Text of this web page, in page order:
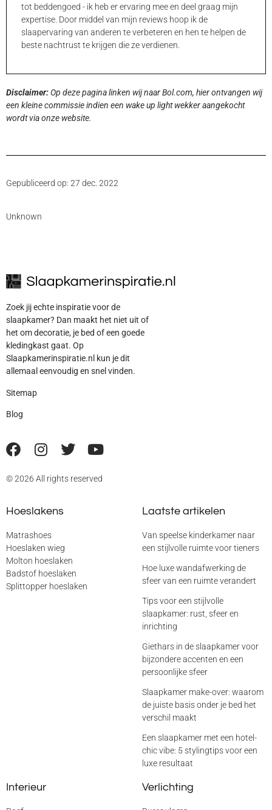
tot beddengoed - ik heb er ervaring mee en deel graag mijn
expertise. Door middel van mijn reviews hoop ik de
slaapervaring van anderen te verbeteren en hen te helpen de
beste nachtrust te krijgen die ze verdienen.
Disclaimer: Op deze pagina linken wij naar Bol.com, hier ontvangen wij
een kleine commissie indien een wake up light wekker aangekocht
wordt via onze website.
Gepubliceerd op: 27 dec. 2022
Unknown
Zoek jij echte inspiratie voor de
slaapkamer? Dan maakt het niet uit of
het om decoratie, je bed of een goede
kledingkast gaat. Op
Slaapkamerinspiratie.nl kun je dit
allemaal eenvoudig en snel vinden.
Sitemap
Blog
© 2026 All rights reserved
Hoeslakens
Matrashoes
Hoeslaken wieg
Molton hoeslaken
Badstof hoeslaken
Splittopper hoeslaken
Laatste artikelen
Van speelse kinderkamer naar
een stijlvolle ruimte voor tieners
Hoe luxe wandafwerking de
sfeer van een ruimte verandert
Tips voor een stijlvolle
slaapkamer: rust, sfeer en
inrichting
Giethars in de slaapkamer voor
bijzondere accenten en een
persoonlijke sfeer
Slaapkamer make-over: waarom
de juiste basis onder je bed het
verschil maakt
Een slaapkamer met een hotel-
chic vibe: 5 stylingtips voor een
luxe resultaat
Interieur Verlichting